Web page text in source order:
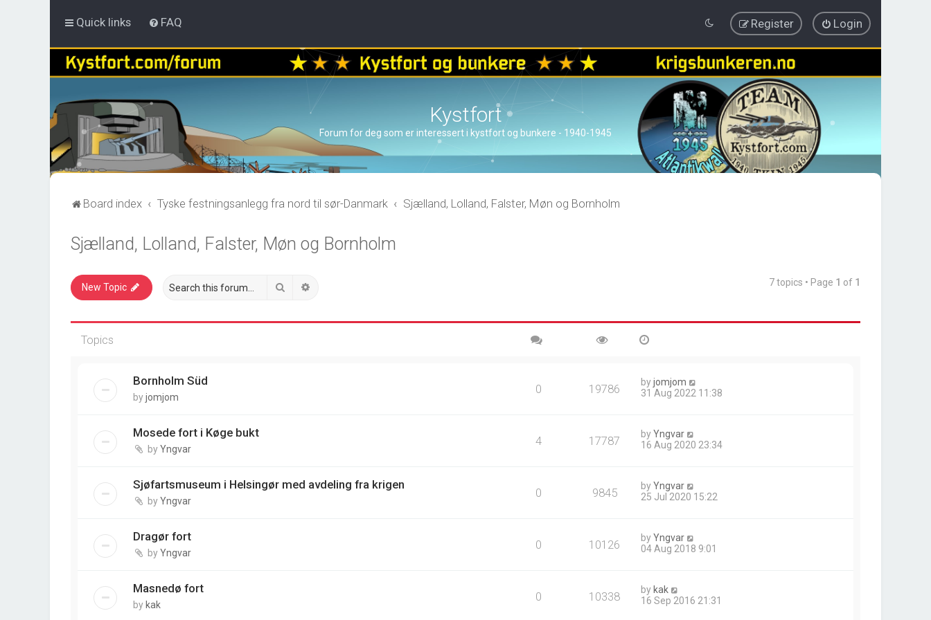
Quick links FAQ Login
Register
Kystfort
Forum for deg som er interessert i kystfort og bunkere - 1940-1945
Board index Tyske festningsanlegg fra nord til sør-Danmark Sjælland, Lolland, Falster, Møn og Bornholm
Sjælland, Lolland, Falster, Møn og Bornholm
New Topic Search 7 topics • Page 1 of 1
Topics
Bornholm Süd
byjomjom
0 19786 byjomjom
31 Aug 2022 11:38
Mosede fort i Køge bukt
byYngvar
4 17787 byYngvar
16 Aug 2020 23:34
Sjøfartsmuseum i Helsingør med avdeling fra krigen
byYngvar
0 9845 byYngvar
25 Jul 2020 15:22
Dragør fort
byYngvar
0 10126 byYngvar
04 Aug 2018 9:01
Masnedø fort
by kak
0 10338 by kak
16 Sep 2016 21:31